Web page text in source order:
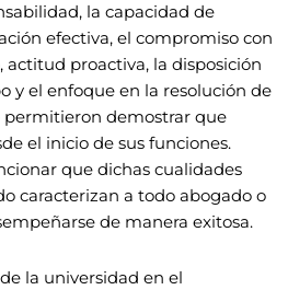
la capacidad de
efectiva, el compromiso con
proactiva, la disposición
y el enfoque en la resolución de
permitieron demostrar que
el inicio de sus funciones.
que dichas cualidades
caracterizan a todo abogado o
de manera exitosa.
la universidad en el